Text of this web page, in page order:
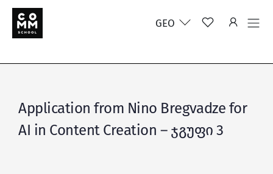
GEO
Application from Nino Bregvadze for
AI in Content Creation – ჯგუფი 3